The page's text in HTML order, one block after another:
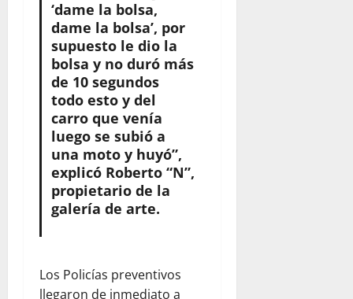
‘dame la bolsa,
dame la bolsa’, por
supuesto le dio la
bolsa y no duró más
de 10 segundos
todo esto y del
carro que venía
luego se subió a
una moto y huyó”,
explicó Roberto “N”,
propietario de la
galería de arte.
Los Policías preventivos
llegaron de inmediato a